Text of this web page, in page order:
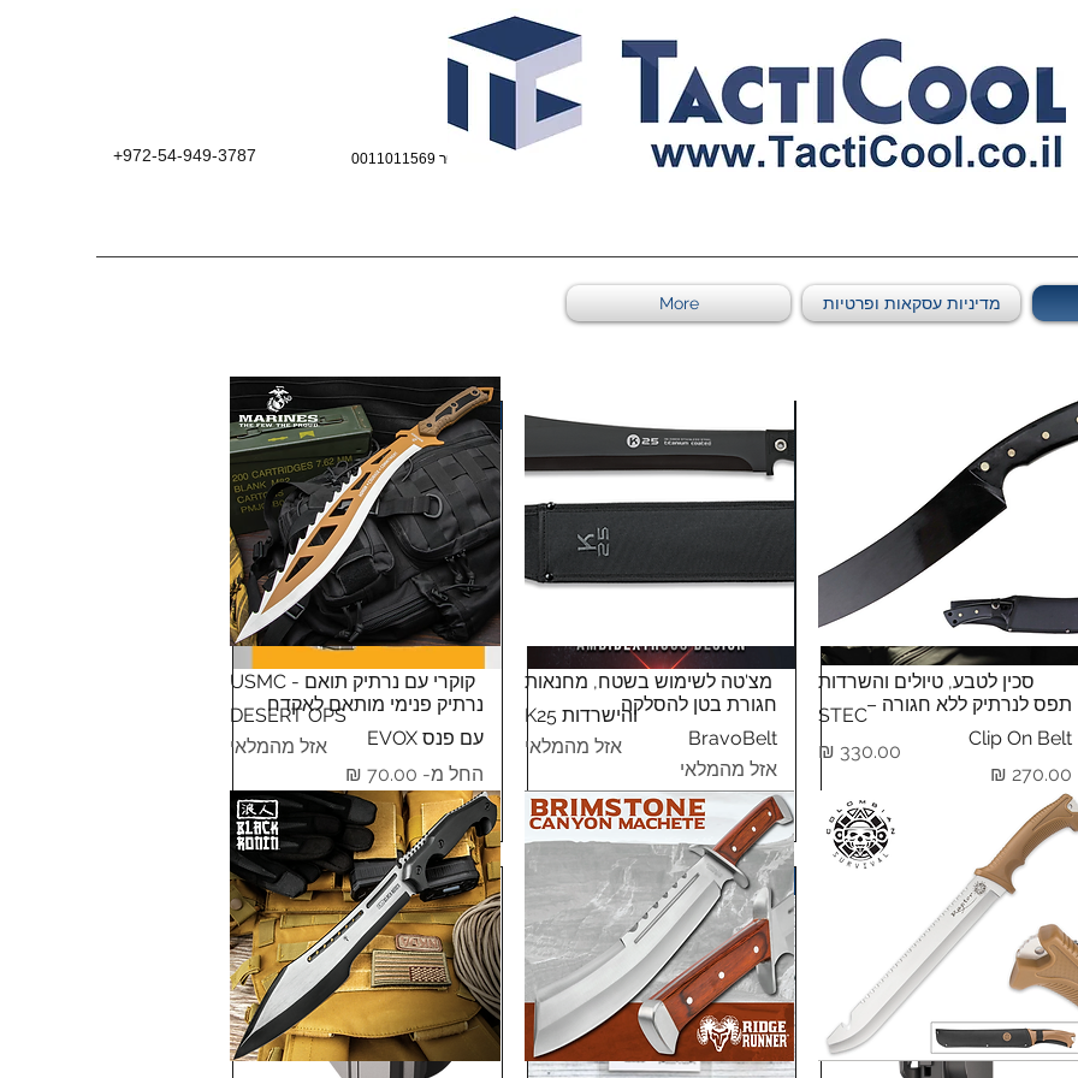
+972-54-949-3787
מדיניות עסקאות ופרטיות More
תצוגה מהירה
תפס לנרתיק ללא חגורה –
Clip On Belt
מחיר
תצוגה מהירה
חגורת בטן להסלקה
BravoBelt
אזל מהמלאי
תצוגה מהירה
מוצר כחול לבן!
נרתיק פנימי מותאם לאקדח
עם פנס EVOX
החל מ-
מחיר מבצע
מוצר כחול לבן! מוצר מקורי!
תצוגה מהירה
סכין לטבע, טיולים והשרדות
STEC
מחיר
תצוגה מהירה
מצ'טה לשימוש בשטח, מחנאות
והישרדות K25
אזל מהמלאי
תצוגה מהירה
קוקרי עם נרתיק תואם - USMC
DESERT OPS
אזל מהמלאי